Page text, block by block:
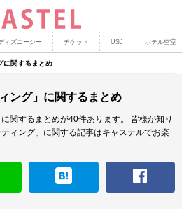
ィズニーシー チケット USJ ホテル空室
に関するまとめ
ング」に関するまとめ
関するまとめが40件あります。
皆様が知り
ィング」に関する記事はキャステルでお楽